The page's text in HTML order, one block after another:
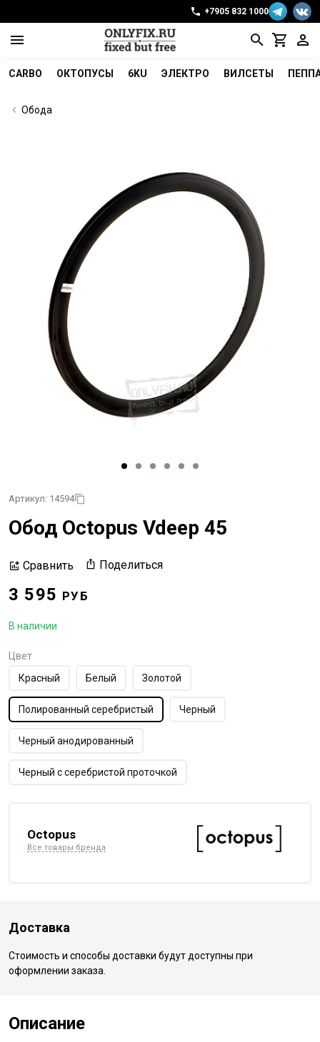
+7905 832 1000
CARBO ОКТОПУСЫ 6KU ЭЛЕКТРО ВИЛСЕТЫ
Обода
Артикул: 14594
Обод Octopus Vdeep 45
Сравнить Поделиться
3 595 РУБ
В наличии
Цвет
Красный
Белый Золотой
Полированный серебристый Черный
Черный анодированный
Черный с серебристой проточкой
Octopus
Все товары бренда
Доставка
Стоимость и способы доставки будут доступны при
оформлении заказа.
Описание